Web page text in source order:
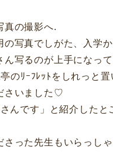
真の撮影へ.
の写真でしがた、入学
ん写るのが上手になっ
のﾘｰﾌﾚｯﾄをしれっと
さいました♡
さんです」と紹介した
さった先生もいらっし